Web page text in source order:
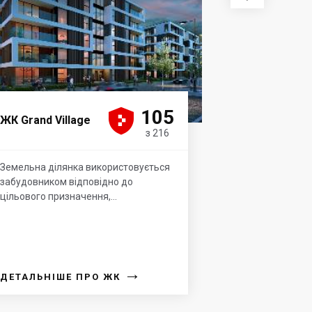
ЖК Grand Village 



 105
з 216
Земельна ділянка використовується
забудовником відповідно до
цільового призначення,...
ДЕТАЛЬНІШЕ ПРО ЖК →